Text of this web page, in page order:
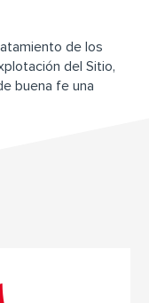
de los
del Sitio,
buena fe una